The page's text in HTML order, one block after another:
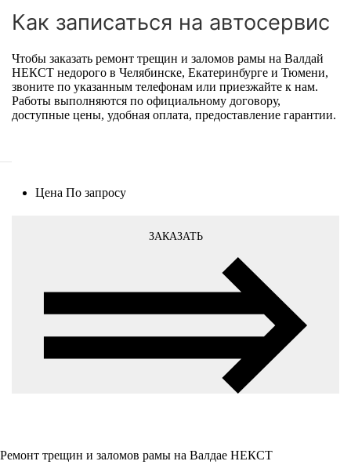
Как записаться на автосервис
Чтобы заказать ремонт трещин и заломов рамы на Валдай
НЕКСТ недорого в Челябинске, Екатеринбурге и Тюмени,
звоните по указанным телефонам или приезжайте к нам.
Работы выполняются по официальному договору,
доступные цены, удобная оплата, предоставление гарантии.
Цена По запросу
ЗАКАЗАТЬ
Ремонт трещин и заломов рамы на Валдае НЕКСТ